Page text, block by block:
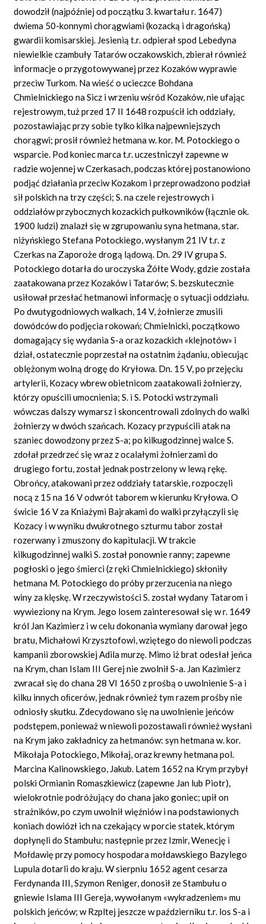
dowodził (najpóźniej od początku 3. kwartału r. 1647)
dwiema 50-konnymi chorągwiami (kozacką i dragońską)
gwardii komisarskiej. Jesienią t.r. odpierał spod Lebedyna
niewielkie czambuły Tatarów oczakowskich, zbierał również
informacje o przygotowywanej przez Kozaków wyprawie
przeciw Turkom. Na wieść o ucieczce Bohdana
Chmielnickiego na Sicz i wrzeniu wśród Kozaków, nie ufając
rejestrowym, tuż przed 17 II 1648 rozpuścił ich oddziały,
pozostawiając przy sobie tylko kilka najpewniejszych
chorągwi; prosił również hetmana w. kor. M. Potockiego o
wsparcie. Pod koniec marca t.r. uczestniczył zapewne w
radzie wojennej w Czerkasach, podczas której postanowiono
podjąć działania przeciw Kozakom i przeprowadzono podział
sił polskich na trzy części; S. na czele rejestrowych i
oddziałów przybocznych kozackich pułkowników (łącznie ok.
1900 ludzi) znalazł się w zgrupowaniu syna hetmana, star.
niżyńskiego Stefana Potockiego, wysłanym 21 IV t.r. z
Czerkas na Zaporoże drogą lądową. Dn. 29 IV grupa S.
Potockiego dotarła do uroczyska Żółte Wody, gdzie została
zaatakowana przez Kozaków i Tatarów; S. bezskutecznie
usiłował przesłać hetmanowi informację o sytuacji oddziału.
Po dwutygodniowych walkach, 14 V, żołnierze zmusili
dowódców do podjęcia rokowań; Chmielnicki, początkowo
domagający się wydania S-a oraz kozackich «klejnotów» i
dział, ostatecznie poprzestał na ostatnim żądaniu, obiecując
oblężonym wolną drogę do Kryłowa. Dn. 15 V, po przejęciu
artylerii, Kozacy wbrew obietnicom zaatakowali żołnierzy,
którzy opuścili umocnienia; S. i S. Potocki wstrzymali
wówczas dalszy wymarsz i skoncentrowali zdolnych do walki
żołnierzy w dwóch szańcach. Kozacy przypuścili atak na
szaniec dowodzony przez S-a; po kilkugodzinnej walce S.
zdołał przedrzeć się wraz z ocalałymi żołnierzami do
drugiego fortu, został jednak postrzelony w lewą rękę.
Obrońcy, atakowani przez oddziały tatarskie, rozpoczęli
nocą z 15 na 16 V odwrót taborem w kierunku Kryłowa. O
świcie 16 V za Kniażymi Bajrakami do walki przyłączyli się
Kozacy i w wyniku dwukrotnego szturmu tabor został
rozerwany i zmuszony do kapitulacji. W trakcie
kilkugodzinnej walki S. został ponownie ranny; zapewne
pogłoski o jego śmierci (z ręki Chmielnickiego) skłoniły
hetmana M. Potockiego do próby przerzucenia na niego
winy za klęskę. W rzeczywistości S. został wydany Tatarom i
wywieziony na Krym. Jego losem zainteresował się w r. 1649
król Jan Kazimierz i w celu dokonania wymiany darował jego
bratu, Michałowi Krzysztofowi, wziętego do niewoli podczas
kampanii zborowskiej Adila murzę. Mimo iż brat odesłał jeńca
na Krym, chan Islam III Gerej nie zwolnił S-a. Jan Kazimierz
zwracał się do chana 28 VI 1650 z prośbą o uwolnienie S-a i
kilku innych oﬁcerów, jednak również tym razem prośby nie
odniosły skutku. Zdecydowano się na uwolnienie jeńców
podstępem, ponieważ w niewoli pozostawali również wysłani
na Krym jako zakładnicy za hetmanów: syn hetmana w. kor.
Mikołaja Potockiego, Mikołaj, oraz krewny hetmana pol.
Marcina Kalinowskiego, Jakub. Latem 1652 na Krym przybył
polski Ormianin Romaszkiewicz (zapewne Jan lub Piotr),
wielokrotnie podróżujący do chana jako goniec; upił on
strażników, po czym uwolnił więźniów i na podstawionych
koniach dowiózł ich na czekający w porcie statek, którym
dopłynęli do Stambułu; następnie przez Izmir, Wenecję i
Mołdawię przy pomocy hospodara mołdawskiego Bazylego
Lupula dotarli do kraju. W sierpniu 1652 agent cesarza
Ferdynanda III, Szymon Reniger, donosił ze Stambułu o
gniewie Islama III Gereja, wywołanym «wykradzeniem» mu
polskich jeńców; w Rzpltej jeszcze w październiku t.r. los S-a i